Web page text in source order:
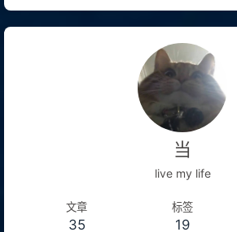
当
live my life
文章
35
标签
19